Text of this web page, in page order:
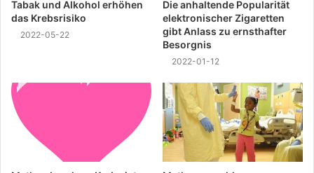
Tabak und Alkohol erhöhen
das Krebsrisiko
2022-05-22
Die anhaltende Popularität
elektronischer Zigaretten
gibt Anlass zu ernsthafter
Besorgnis
2022-01-12